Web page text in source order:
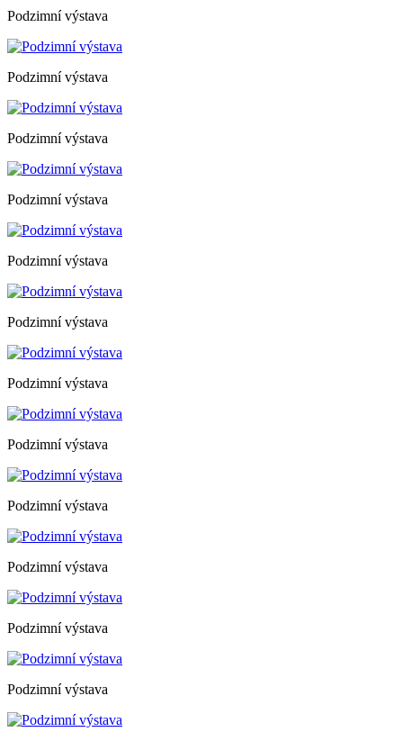
Podzimní výstava
Podzimní výstava
Podzimní výstava
Podzimní výstava
Podzimní výstava
Podzimní výstava
Podzimní výstava
Podzimní výstava
Podzimní výstava
Podzimní výstava
Podzimní výstava
Podzimní výstava